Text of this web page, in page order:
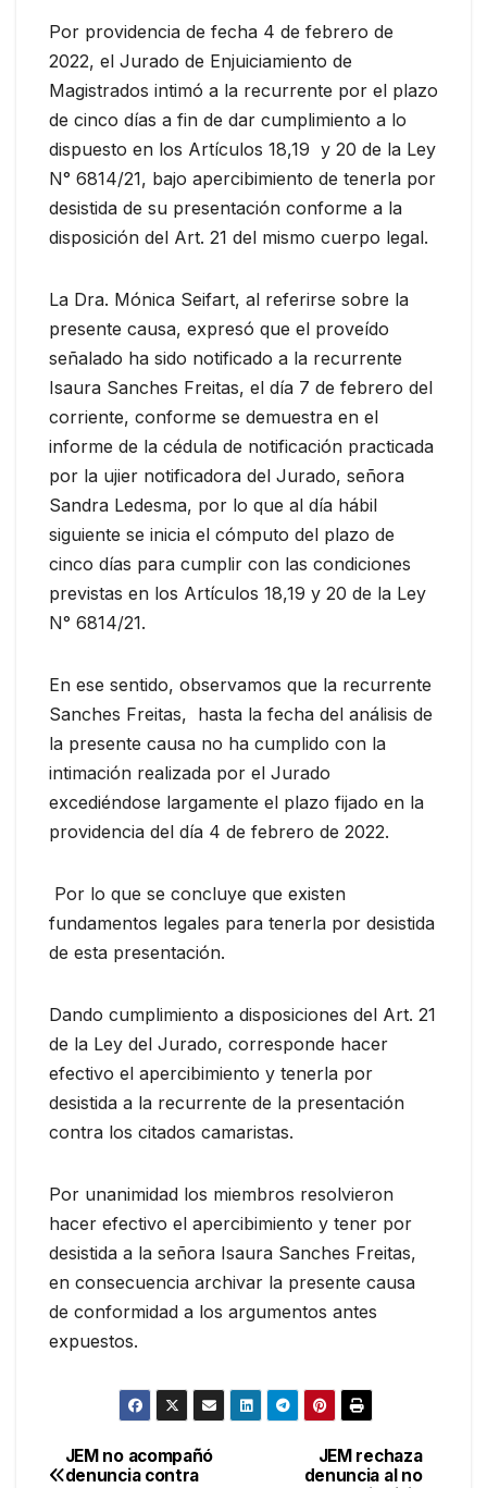
Por providencia de fecha 4 de febrero de
2022, el Jurado de Enjuiciamiento de
Magistrados intimó a la recurrente por el plazo
de cinco días a fin de dar cumplimiento a lo
dispuesto en los Artículos 18,19 y 20 de la Ley
N° 6814/21, bajo apercibimiento de tenerla por
desistida de su presentación conforme a la
disposición del Art. 21 del mismo cuerpo legal.
La Dra. Mónica Seifart, al referirse sobre la
presente causa, expresó que el proveído
señalado ha sido notificado a la recurrente
Isaura Sanches Freitas, el día 7 de febrero del
corriente, conforme se demuestra en el
informe de la cédula de notificación practicada
por la ujier notificadora del Jurado, señora
Sandra Ledesma, por lo que al día hábil
siguiente se inicia el cómputo del plazo de
cinco días para cumplir con las condiciones
previstas en los Artículos 18,19 y 20 de la Ley
N° 6814/21.
En ese sentido, observamos que la recurrente
Sanches Freitas, hasta la fecha del análisis de
la presente causa no ha cumplido con la
intimación realizada por el Jurado
excediéndose largamente el plazo fijado en la
providencia del día 4 de febrero de 2022.
Por lo que se concluye que existen
fundamentos legales para tenerla por desistida
de esta presentación.
Dando cumplimiento a disposiciones del Art. 21
de la Ley del Jurado, corresponde hacer
efectivo el apercibimiento y tenerla por
desistida a la recurrente de la presentación
contra los citados camaristas.
Por unanimidad los miembros resolvieron
hacer efectivo el apercibimiento y tener por
desistida a la señora Isaura Sanches Freitas,
en consecuencia archivar la presente causa
de conformidad a los argumentos antes
expuestos.
Navegación
JEM rechaza
denuncia al no
JEM no acompañó
denuncia contra